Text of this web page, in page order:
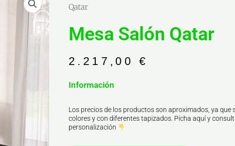
Qatar
Mesa Salón Qatar
2.217,00 €
Información
Los precios de los productos son aproximados, ya que
colores y con diferentes tapizados. Picha aquí y
personalización